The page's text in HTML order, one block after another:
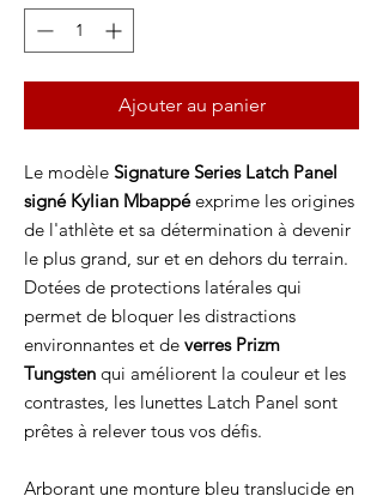
Ajouter au panier
Le modèle Signature Series Latch Panel
signé Kylian Mbappéexprime les origines
de l'athlète et sa détermination à devenir
le plus grand, sur et en dehors du terrain.
Dotées de protections latérales qui
permet de bloquer les distractions
environnantes et de verres Prizm
Tungsten qui améliorent la couleur et les
contrastes, les lunettes Latch Panel sont
prêtes à relever tous vos défis.
Arborant une monture bleu translucide en